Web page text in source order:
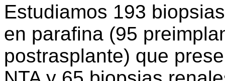
Estudiamos 193
en parafina (95
postrasplante) que